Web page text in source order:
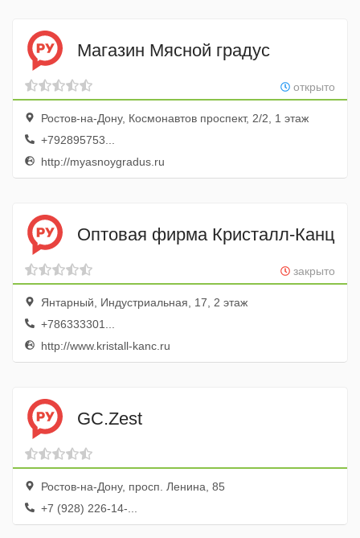
Магазин Мясной градус
открыто
Ростов-на-Дону, Космонавтов проспект, 2/2, 1 этаж
+792895753...
http://myasnoygradus.ru
Оптовая фирма Кристалл-Канц
закрыто
Янтарный, Индустриальная, 17, 2 этаж
+786333301...
http://www.kristall-kanc.ru
GC.Zest
Ростов-на-Дону, просп. Ленина, 85
+7 (928) 226-14-...